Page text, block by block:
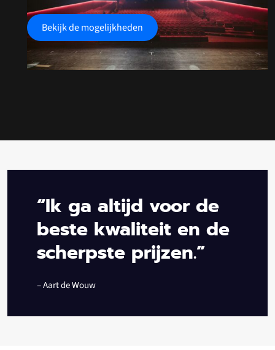
Bekijk de mogelijkheden
“Ik ga altijd voor de
beste kwaliteit en de
scherpste prijzen.”
– Aart de Wouw